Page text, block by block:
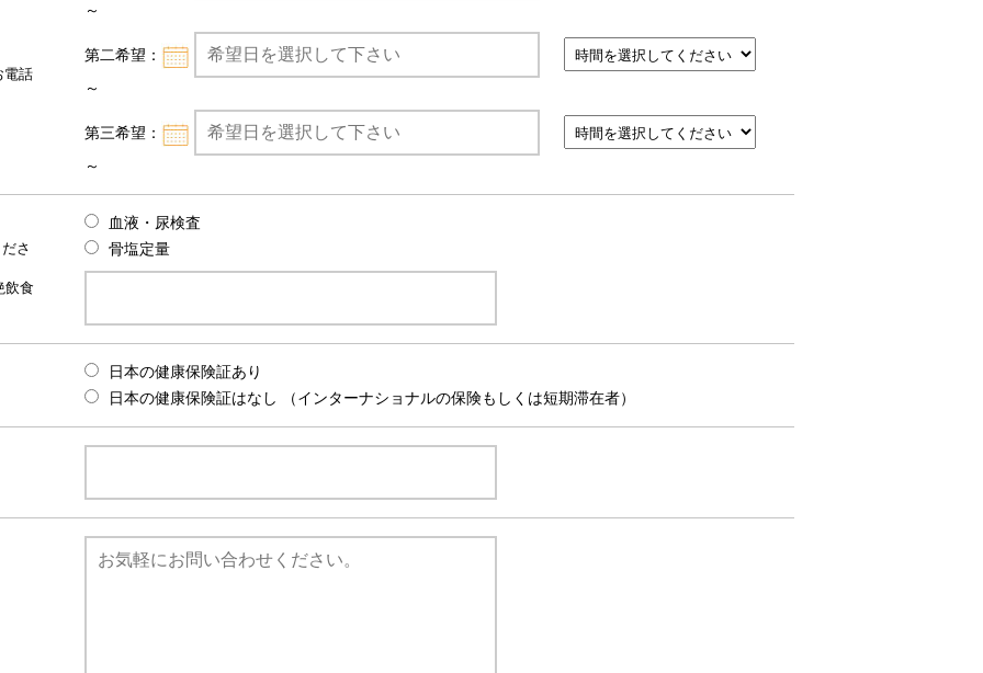
電話
～
第二希望：
～
第三希望：
～
さ
飲食
血液・尿検査
骨塩定量
日本の健康保険証あり
日本の健康保険証はなし （インターナショナルの保険もしくは短期滞在者）